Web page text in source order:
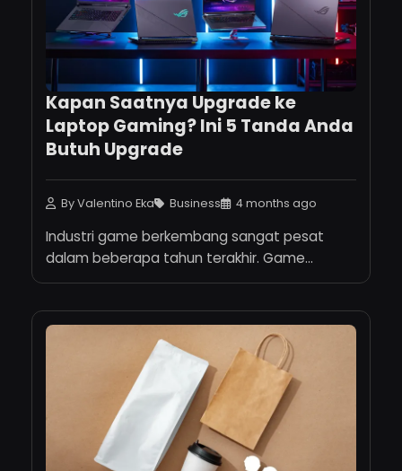
Kapan Saatnya Upgrade ke
Laptop Gaming? Ini 5 Tanda Anda
Butuh Upgrade
By Valentino Eka Business 4 months ago
Industri game berkembang sangat pesat
dalam beberapa tahun terakhir. Game
modern...